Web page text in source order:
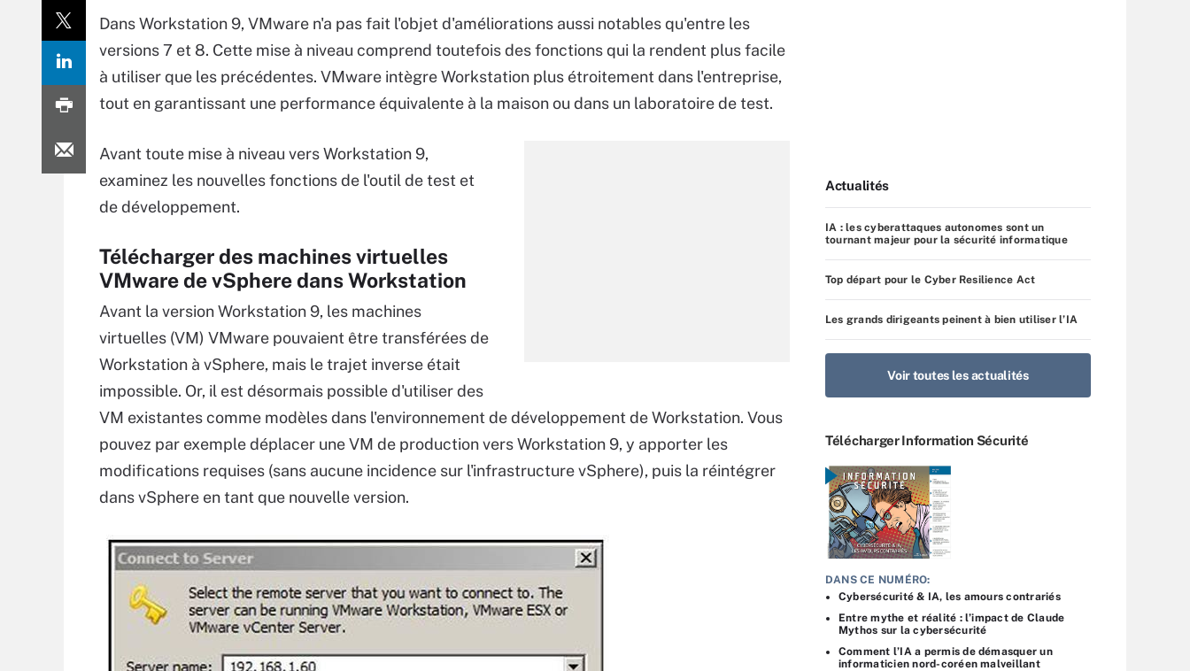
Dans Workstation 9, VMware n'a pas fait l'objet d'améliorations aussi notables qu'entre les
versions 7 et 8. Cette mise à niveau comprend toutefois des fonctions qui la rendent plus facile
à utiliser que les précédentes. VMware intègre Workstation plus étroitement dans l'entreprise,
tout en garantissant une performance équivalente à la maison ou dans un laboratoire de test.
Avant toute mise à niveau vers Workstation 9,
examinez les nouvelles fonctions de l'outil de test et
de développement.
Télécharger des machines virtuelles
VMware de vSphere dans Workstation
Avant la version Workstation 9, les machines
virtuelles (VM) VMware pouvaient être transférées de
Workstation à vSphere, mais le trajet inverse était
impossible. Or, il est désormais possible d'utiliser des
VM existantes comme modèles dans l'environnement de développement de Workstation. Vous
pouvez par exemple déplacer une VM de production vers Workstation 9, y apporter les
modifications requises (sans aucune incidence sur l'infrastructure vSphere), puis la réintégrer
dans vSphere en tant que nouvelle version.
Actualités
IA : les cyberattaques autonomes sont un
tournant majeur pour la sécurité informatique
Top départ pour le Cyber Resilience Act
Les grands dirigeants peinent à bien utiliser l’IA
Voir toutes les actualités
Télécharger Information Sécurité
DANS CE NUMÉRO:
Cybersécurité & IA, les amours contrariés
Entre mythe et réalité : l’impact de Claude
Mythos sur la cybersécurité
Comment l’IA a permis de démasquer un
informaticien nord-coréen malveillant